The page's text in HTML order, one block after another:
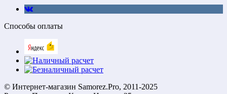
Способы оплаты
© Интернет-магазин Samorez.Pro, 2011-2025